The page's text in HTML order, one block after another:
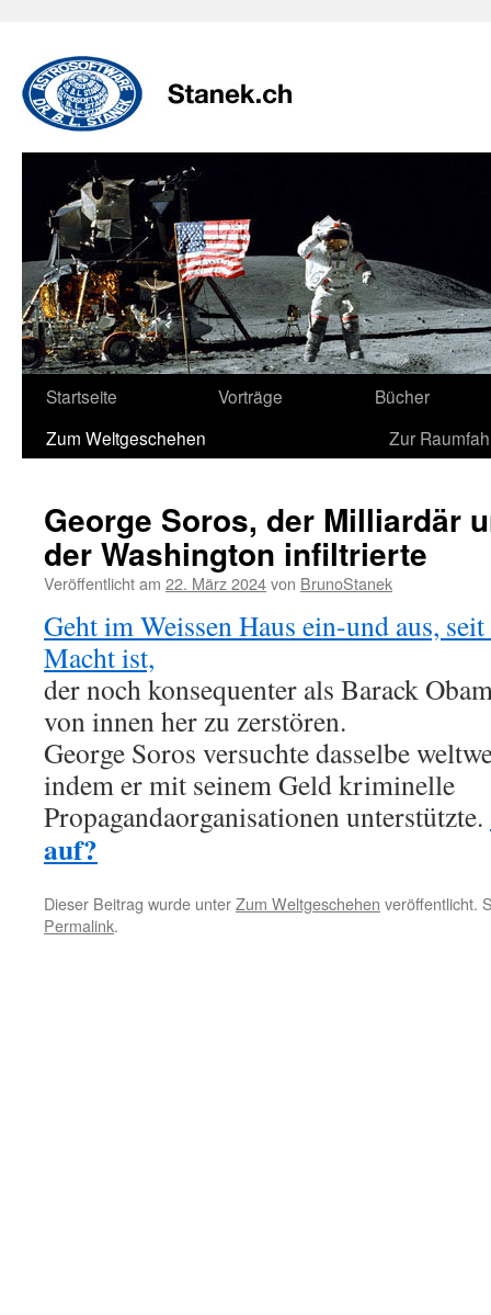
springen
Startseite Vorträge
Bücher
Zum Weltgeschehen
Zur
George Soros, der Milliardär
der Washington infiltrierte
Veröffentlicht am 22. März 2024von BrunoStanek
Geht im Weissen Haus ein-und aus,
Macht ist,
der noch konsequenter als Barack
von innen her zu zerstören.
George Soros versuchte dasselbe
indem er mit seinem Geld kriminelle
Propagandaorganisationen unterstützte.
auf?
Dieser Beitrag wurde unterZum Weltgeschehen veröffentlicht.
Permalink.